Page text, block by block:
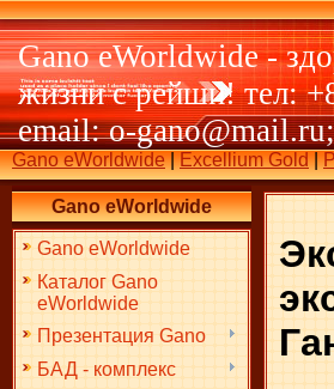
Gano eWorldwide -
жизни с рейши! тел:
email: o-
Gano eWorldwide|Excellium Gold|
Gano eWorldwide
Gano eWorldwide
Каталог Gano
eWorldwide
Презентация Gano
БАД - комплекс